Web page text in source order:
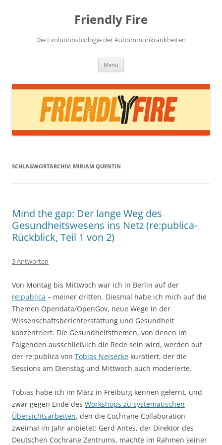
Friendly Fire
Die Evolutionsbiologie der Autoimmunkrankheiten
Menü
SCHLAGWORTARCHIV: MIRIAM QUENTIN
Mind the gap: Der lange Weg des
Gesundheitswesens ins Netz (re:publica-
Rückblick, Teil 1 von 2)
3 Antworten
Von Montag bis Mittwoch war ich in Berlin auf der
re:publica – meiner dritten. Diesmal habe ich mich auf die
Themen Opendata/OpenGov, neue Wege in der
Wissenschaftsberichterstattung und Gesundheit
konzentriert. Die Gesundheitsthemen, von denen im
Folgenden ausschließlich die Rede sein wird, werden auf
der re:publica von Tobias Neisecke kuratiert, der die
Sessions am Dienstag und Mittwoch auch moderierte.
Tobias habe ich im März in Freiburg kennen gelernt, und
zwar gegen Ende des Workshops zu systematischen
Übersichtsarbeiten, den die Cochrane Collaboration
zweimal im Jahr anbietet: Gerd Antes, der Direktor des
Deutschen Cochrane Zentrums, machte im Rahmen seiner